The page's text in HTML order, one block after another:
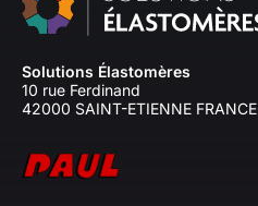
Solutions Élastomères
10 rue Ferdinand
42000 SAINT-ETIENNE FRANCE